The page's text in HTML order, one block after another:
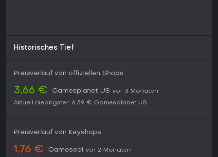
Historisches Tief
Preisverlauf von offiziellen Shops
3,66 € Gamesplanet US vor 3 Monaten
Aktuell niedrigster: 6,59 € Gamesplanet US
Preisverlauf von Keyshops
1,76 € Gameseal
vor 2 Monaten